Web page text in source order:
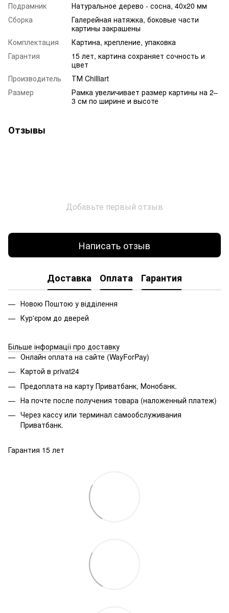
Подрамник
Натуральное дерево - сосна, 40x20 мм
Сборка
Галерейная натяжка, боковые части
картины закрашены
Комплектация
Картина, крепление, упаковка
Гарантия
15 лет, картина сохраняет сочность и
цвет
Производитель
ТМ Chilliart
Размер
Рамка увеличивает размер картины на 2–
3 см по ширине и высоте
Отзывы
Добавьте первый отзыв
Написать отзыв
Доставка Оплата Гарантия
Новою Поштою у відділення
Кур'єром до дверей
Більше інформації про доставку
Онлайн оплата на сайте (WayForPay)
Картой в privat24
Предоплата на карту Приватбанк, Монобанк.
На почте после получения товара (наложенный платеж)
Через кассу или терминал самообслуживания
Приватбанк.
Гарантия 15 лет